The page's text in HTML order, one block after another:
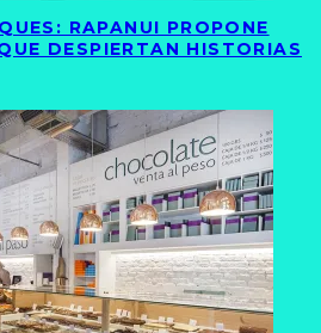
RAPANUI PROPONE
DESPIERTAN HISTORIAS